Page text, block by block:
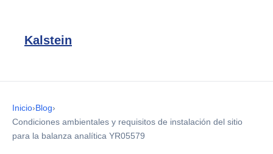
Kalstein
Inicio›Blog›
Condiciones ambientales y requisitos de instalación del sitio
para la balanza analítica YR05579